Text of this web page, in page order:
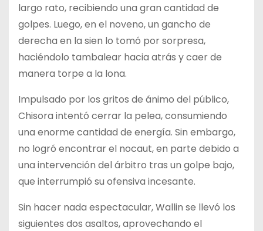
largo rato, recibiendo una gran cantidad de
golpes. Luego, en el noveno, un gancho de
derecha en la sien lo tomó por sorpresa,
haciéndolo tambalear hacia atrás y caer de
manera torpe a la lona.
Impulsado por los gritos de ánimo del público,
Chisora intentó cerrar la pelea, consumiendo
una enorme cantidad de energía. Sin embargo,
no logró encontrar el nocaut, en parte debido a
una intervención del árbitro tras un golpe bajo,
que interrumpió su ofensiva incesante.
Sin hacer nada espectacular, Wallin se llevó los
siguientes dos asaltos, aprovechando el